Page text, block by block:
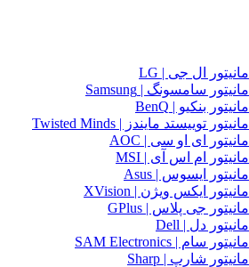
مانیتور ال جی | LG
مانیتور سامسونگ | Samsung
مانیتور بنکیو | BenQ
مانیتور توییستد مایندز | Twisted Minds
مانیتور ای او سی | AOC
مانیتور ام اس آی | MSI
مانیتور ایسوس | Asus
مانیتور ایکس ویژن | XVision
مانیتور جی پلاس | GPlus
مانیتور دل | Dell
مانیتور سام | SAM Electronics
مانیتور شارپ | Sharp